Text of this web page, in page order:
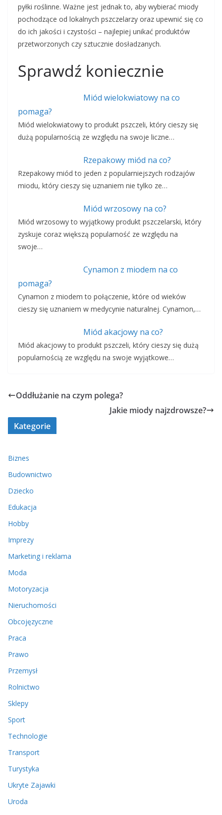
pyłki roślinne. Ważne jest jednak to, aby wybierać miody
pochodzące od lokalnych pszczelarzy oraz upewnić się co
do ich jakości i czystości – najlepiej unikać produktów
przetworzonych czy sztucznie dosładzanych.
Sprawdź koniecznie
Miód wielokwiatowy na co
pomaga?
Miód wielokwiatowy to produkt pszczeli, który cieszy się
dużą popularnością ze względu na swoje liczne…
Rzepakowy miód na co?
Rzepakowy miód to jeden z popularniejszych rodzajów
miodu, który cieszy się uznaniem nie tylko ze…
Miód wrzosowy na co?
Miód wrzosowy to wyjątkowy produkt pszczelarski, który
zyskuje coraz większą popularność ze względu na
swoje…
Cynamon z miodem na co
pomaga?
Cynamon z miodem to połączenie, które od wieków
cieszy się uznaniem w medycynie naturalnej. Cynamon,…
Miód akacjowy na co?
Miód akacjowy to produkt pszczeli, który cieszy się dużą
popularnością ze względu na swoje wyjątkowe…
Oddłużanie na czym polega?
Jakie miody najzdrowsze?
Kategorie
Biznes
Budownictwo
Dziecko
Edukacja
Hobby
Imprezy
Marketing i reklama
Moda
Motoryzacja
Nieruchomości
Obcojęzyczne
Praca
Prawo
Przemysł
Rolnictwo
Sklepy
Sport
Technologie
Transport
Turystyka
Ukryte Zajawki
Uroda